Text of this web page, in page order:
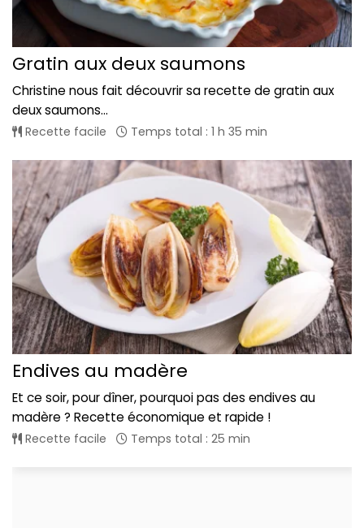
Gratin aux deux saumons
Christine nous fait découvrir sa recette de gratin aux
deux saumons...
Recette facile Temps total : 1 h 35 min
Endives au madère
Et ce soir, pour dîner, pourquoi pas des endives au
madère ? Recette économique et rapide !
Recette facile Temps total : 25 min